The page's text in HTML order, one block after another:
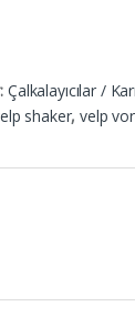
Çalkalayıcılar /
shaker,velp